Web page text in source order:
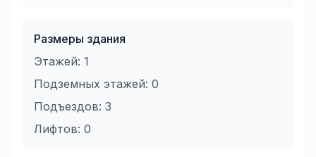
Размеры здания
Этажей: 1
Подземных этажей: 0
Подъездов: 3
Лифтов: 0